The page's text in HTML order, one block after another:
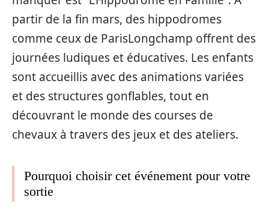
partir de la fin mars, des hippodromes
comme ceux de ParisLongchamp offrent des
journées ludiques et éducatives. Les enfants
sont accueillis avec des animations variées
et des structures gonflables, tout en
découvrant le monde des courses de
chevaux à travers des jeux et des ateliers.
Pourquoi choisir cet événement pour votre
sortie